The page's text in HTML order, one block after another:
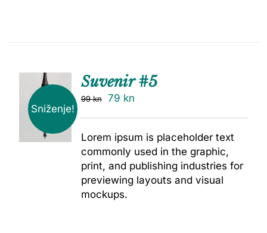
Sniženje!
Suvenir #5
99kn 79 kn
Lorem ipsum is placeholder text
commonly used in the graphic,
print, and publishing industries for
previewing layouts and visual
mockups.